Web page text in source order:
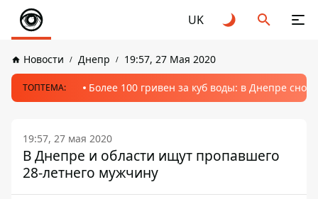
UK
Новости Днепр 19:57, 27 Мая 2020
ТОПТЕМА: Более 100 гривен за куб воды: в Днепре
19:57, 27 мая 2020
В Днепре и области ищут пропавшего
28-летнего мужчину